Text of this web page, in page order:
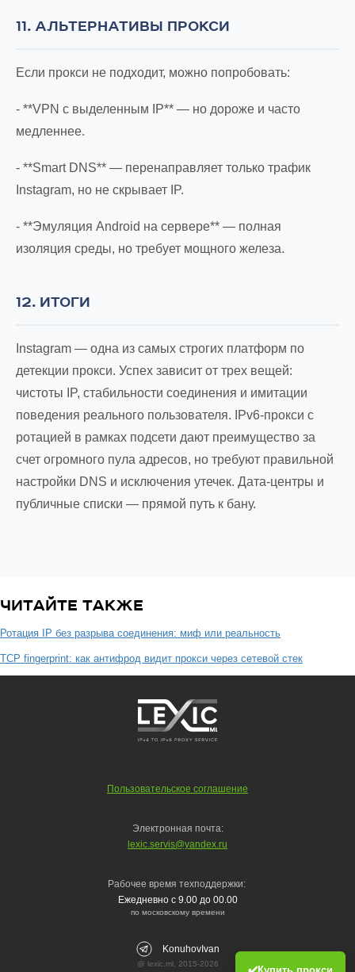
11. АЛЬТЕРНАТИВЫ ПРОКСИ
Если прокси не подходит, можно попробовать:
- **VPN с выделенным IP** — но дороже и часто
медленнее.
- **Smart DNS** — перенаправляет только трафик
Instagram, но не скрывает IP.
- **Эмуляция Android на сервере** — полная
изоляция среды, но требует мощного железа.
12. ИТОГИ
Instagram — одна из самых строгих платформ по
детекции прокси. Успех зависит от трех вещей:
чистоты IP, стабильности соединения и имитации
поведения реального пользователя. IPv6-прокси с
ротацией в рамках подсети дают преимущество за
счет огромного пула адресов, но требуют правильной
настройки DNS и исключения утечек. Дата-центры и
публичные списки — прямой путь к бану.
ЧИТАЙТЕ ТАКЖЕ
Ротация IP без разрыва соединения: миф или реальность
TCP fingerprint: как антифрод видит прокси через сетевой стек
Пользовательское соглашение
Электронная почта:
lexic.servis@yandex.ru
Рабочее время техподдержки:
Ежедневно с 9.00 до 00.00
по московскому времени
KonuhovIvan
@ lexic.ml, 2015-2026